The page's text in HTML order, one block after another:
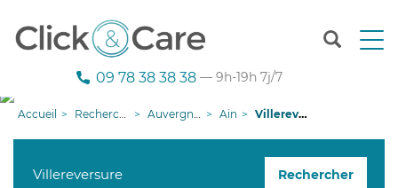
T
n
09 78 38 38 38 — 9h-19h 7j/7
Accueil Recherche aide à domicile Auvergne-Rhône-Alpes Ain Villereversure
Rechercher